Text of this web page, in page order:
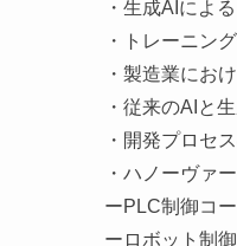
・生成AIによ
・トレーニン
・製造業にお
・従来のAIと
・開発プロセ
・ハノーヴァ
ーPLC制御コ
ーロボット制